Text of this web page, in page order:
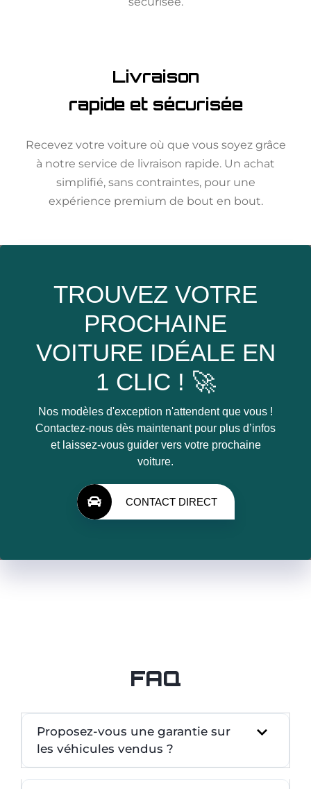
Livraison
rapide et sécurisée
Recevez votre voiture où que vous soyez grâce
à notre service de livraison rapide. Un achat
simplifié, sans contraintes, pour une
expérience premium de bout en bout.
TROUVEZ VOTRE
PROCHAINE
VOITURE IDÉALE EN
1 CLIC ! 🚀
Nos modèles d'exception n'attendent que vous !
Contactez-nous dès maintenant pour plus d’infos
et laissez-vous guider vers votre prochaine
voiture.
CONTACT DIRECT
FAQ
Proposez-vous une garantie sur
les véhicules vendus ?